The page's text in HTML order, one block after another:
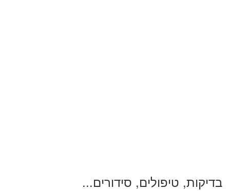
בדיקות, טיפולים, סידורים...